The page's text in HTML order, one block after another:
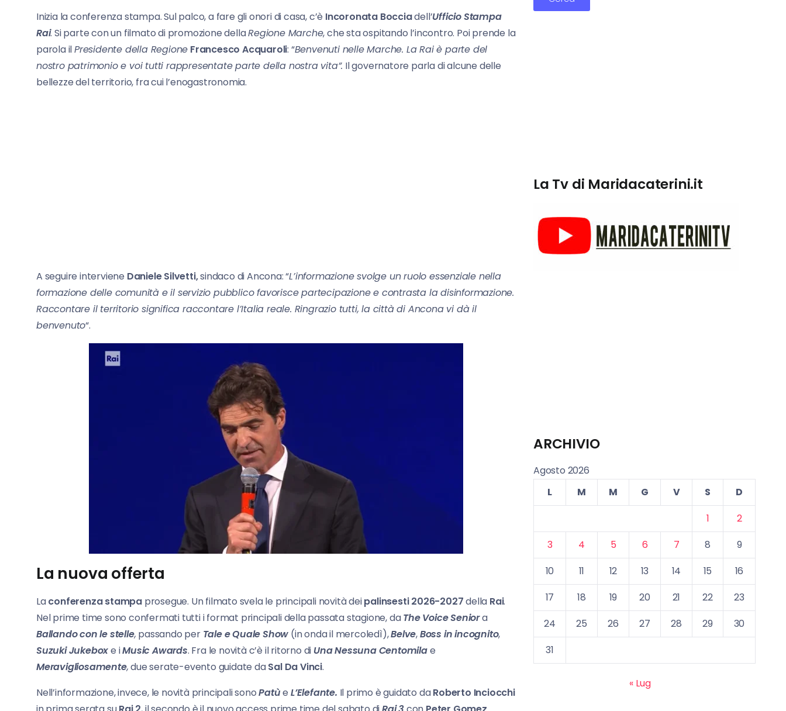
Inizia la conferenza stampa. Sul palco, a fare gli onori di casa, c’è Incoronata Bocciadell’Ufficio Stampa
Rai. Si parte con un filmato di promozione dellaRegione Marche, che sta ospitando l’incontro. Poi prende la
parola ilPresidente della Regione Francesco Acquaroli: “Benvenuti nelle Marche. La Rai è parte del
nostro patrimonio e voi tutti rappresentate parte della nostra vita”. Il governatore parla di alcune delle
bellezze del territorio, fra cui l’enogastronomia.
A seguire interviene Daniele Silvetti,sindaco di Ancona: “L’informazione svolge un ruolo essenziale nella
formazione delle comunità e il servizio pubblico favorisce partecipazione e contrasta la disinformazione.
Raccontare il territorio significa raccontare l’Italia reale. Ringrazio tutti, la città di Ancona vi dà il
benvenuto“.
La nuova offerta
Laconferenza stampa prosegue. Un filmato svela le principali novità deipalinsesti 2026-2027della Rai.
Nel prime time sono confermati tutti i format principali della passata stagione, daThe Voice Seniora
Ballando con le stelle, passando per Talee Quale Show (in onda il mercoledì),Belve,Boss in incognito,
Suzuki Jukeboxe iMusic Awards. Fra le novità c’è il ritorno di Una Nessuna Centomilae
Meravigliosamente,due serate-evento guidate daSal Da Vinci.
Nell’informazione, invece, le novità principali sonoPatùeL’Elefante. Il primo è guidato daRoberto Inciocchi
La Tv di Maridacaterini.it
ARCHIVIO
Agosto 2026
L
M M G V S
D
1
2
3
4 5 6 7 8
9
10
11 12 13 14 15
16
17
18 19 20 21 22
23
24
25 26 27 28 29
30
31
« Lug